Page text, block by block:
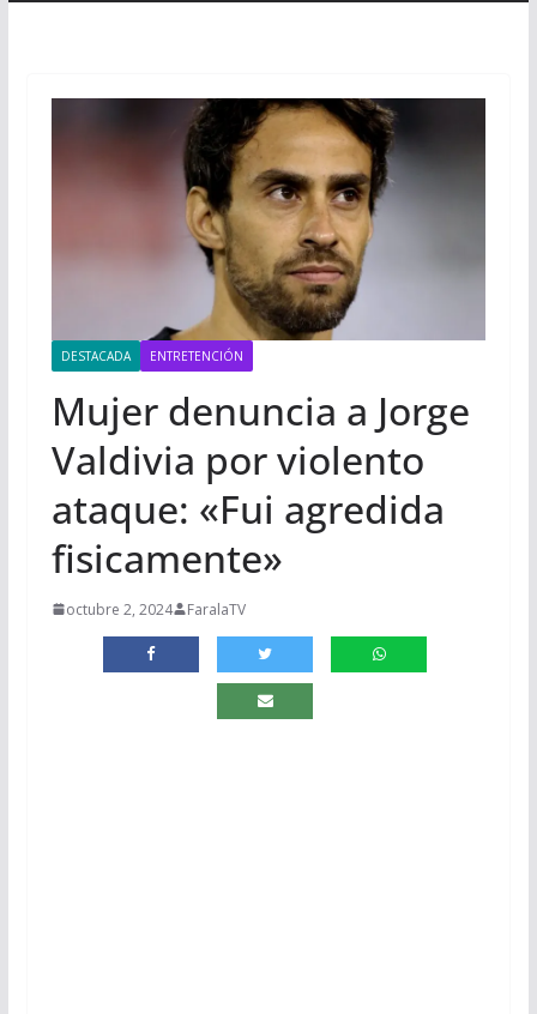
DESTACADA ENTRETENCIÓN
Mujer denuncia a Jorge
Valdivia por violento
ataque: «Fui agredida
fisicamente»
octubre 2, 2024 FaralaTV